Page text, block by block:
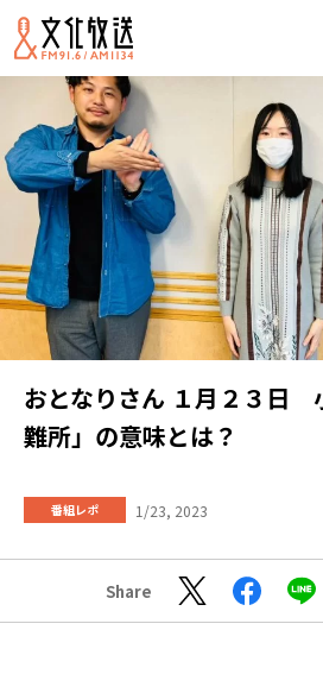
おとなりさん １月２３日
難所」の意味とは？
番組レポ 1/23, 2023
Share